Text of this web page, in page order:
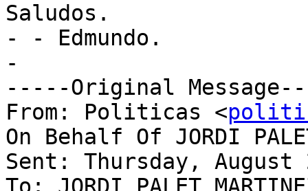
Saludos.
- - Edmundo.
-
-----Original
From: Politicas <
On Behalf Of JORDI
Sent: Thursday, August